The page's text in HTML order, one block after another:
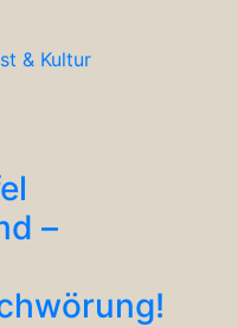
& Kultur
–